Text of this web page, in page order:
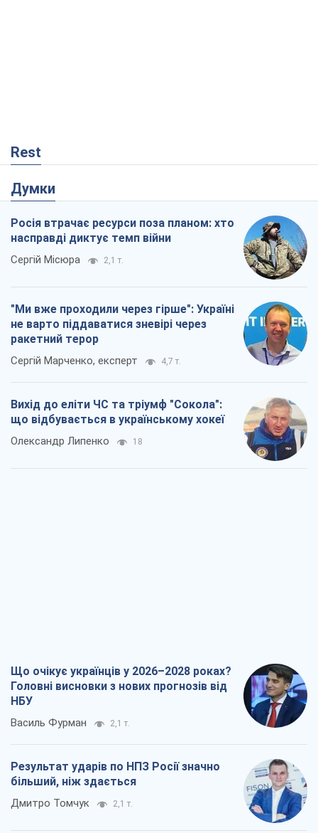
Rest
Думки
Росія втрачає ресурси поза планом: хто
насправді диктує темп війни
Сергій Місюра 2,1 т.
"Ми вже проходили через гірше": Україні
не варто піддаватися зневірі через
ракетний терор
Сергій Марченко, експерт 4,7 т.
Вихід до еліти ЧС та тріумф "Сокола":
що відбувається в українському хокеї
Олександр Липенко 18
Що очікує українців у 2026–2028 роках?
Головні висновки з нових прогнозів від
НБУ
Василь Фурман 2,1 т.
Результат ударів по НПЗ Росії значно
більший, ніж здається
Дмитро Томчук 2,1 т.